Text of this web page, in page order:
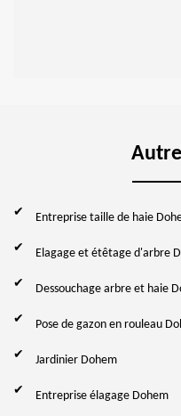
Entreprise taille de haie
Elagage et étêtage d'arbre
Dessouchage arbre et haie
Pose de gazon en rouleau
Jardinier Dohem
Entreprise élagage Dohem